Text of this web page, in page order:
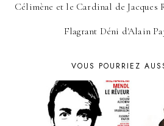
Célimène et le Cardinal de Jacques
Flagrant Déni d'Alain
VOUS POURRIEZ